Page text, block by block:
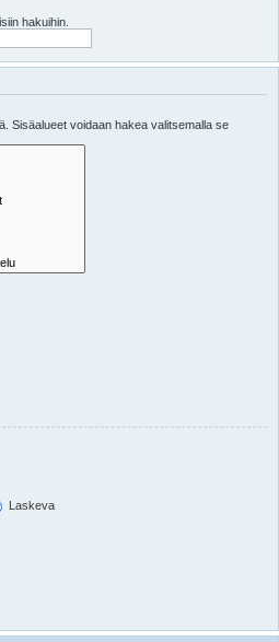
hakuihin.
Sisäalueet voidaan hakea valitsemalla se
Laskeva